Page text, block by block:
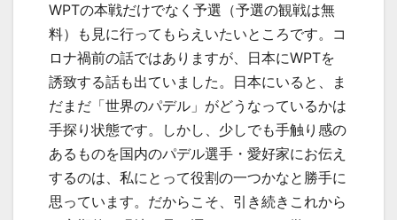
WPTの本戦だけでなく予選（予選の観戦は無
料）も見に行ってもらえいたいところです。コ
ロナ禍前の話ではありますが、日本にWPTを
誘致する話も出ていました。日本にいると、ま
だまだ「世界のパデル」がどうなっているかは
手探り状態です。しかし、少しでも手触り感の
あるものを国内のパデル選手・愛好家にお伝え
するのは、私にとって役割の一つかなと勝手に
思っています。だからこそ、引き続きこれから